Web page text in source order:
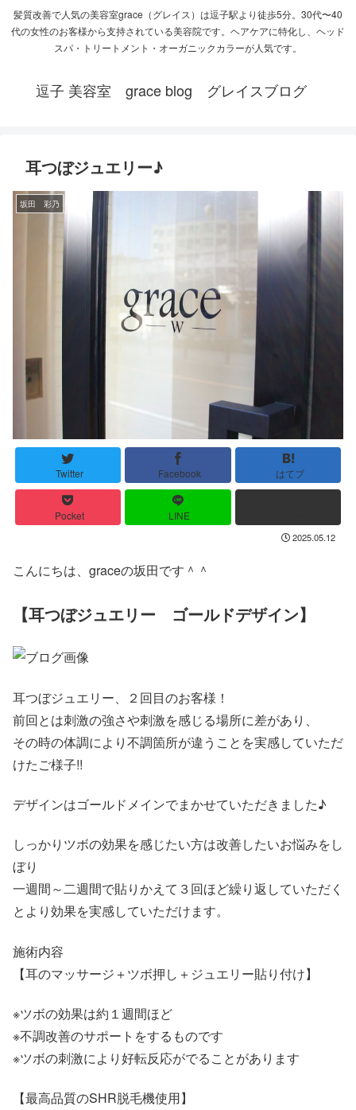
髪質改善で人気の美容室grace（グレイス）は逗子駅より徒歩5分。30代〜40
代の女性のお客様から支持されている美容院です。ヘアケアに特化し、ヘッド
スパ・トリートメント・オーガニックカラーが人気です。
逗子 美容室 grace blog グレイスブログ
耳つぼジュエリー♪
坂田 彩乃
Twitter Facebook はてブ
Pocket LINE
2025.05.12
こんにちは、graceの坂田です＾＾
【耳つぼジュエリー ゴールドデザイン】
耳つぼジュエリー、２回目のお客様！
前回とは刺激の強さや刺激を感じる場所に差があり、
その時の体調により不調箇所が違うことを実感していただ
けたご様子!!
デザインはゴールドメインでまかせていただきました♪
しっかりツボの効果を感じたい方は改善したいお悩みをし
ぼり
一週間～二週間で貼りかえて３回ほど繰り返していただく
とより効果を実感していただけます。
施術内容
【耳のマッサージ＋ツボ押し＋ジュエリー貼り付け】
※ツボの効果は約１週間ほど
※不調改善のサポートをするものです
※ツボの刺激により好転反応がでることがあります
【最高品質のSHR脱毛機使用】